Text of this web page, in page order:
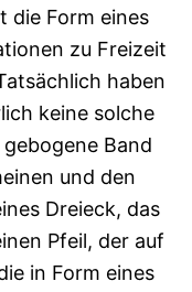
die Form eines
zu Freizeit
haben
keine solche
Band
und den
Dreieck, das
Pfeil, der auf
in Form eines